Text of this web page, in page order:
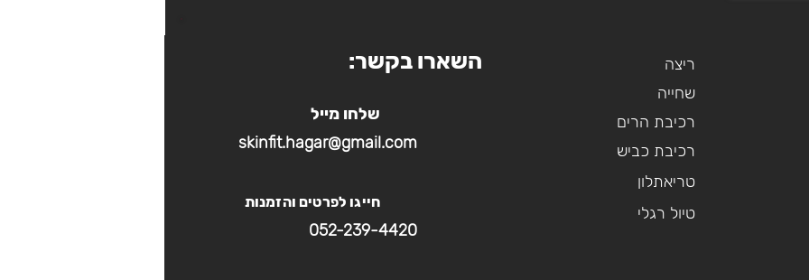
ריצה
שחייה
רכיבת הרים
רכיבת כביש
טריאתלון
טיול רגלי
השארו בקשר:
שלחו מייל
skinfit.hagar@gmail.com
חייגו לפרטים והזמנות
052-239-4420